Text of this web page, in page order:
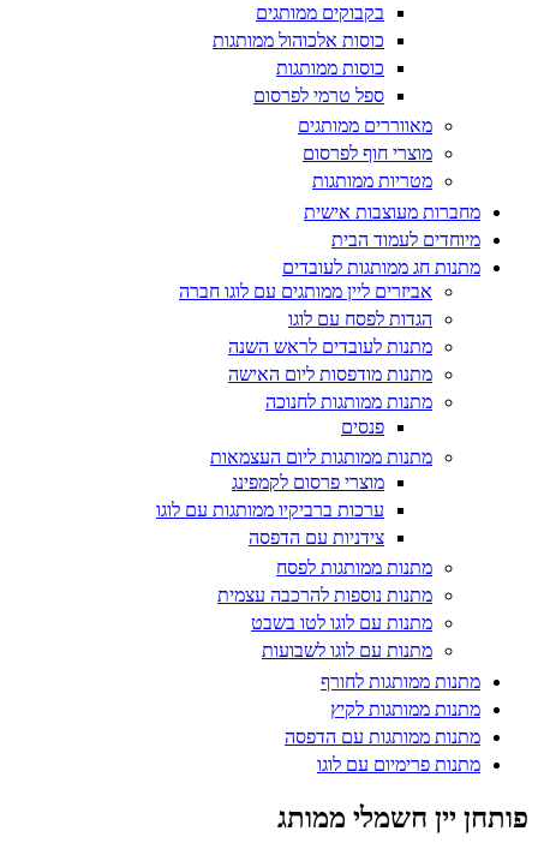
בקבוקים ממותגים
כוסות אלכוהול ממותגות
כוסות ממותגות
ספל טרמי לפרסום
מאווררים ממותגים
מוצרי חוף לפרסום
מטריות ממותגות
מחברות מעוצבות אישית
מיוחדים לעמוד הבית
מתנות חג ממותגות לעובדים
אביזרים ליין ממותגים עם לוגו חברה
הגדות לפסח עם לוגו
מתנות לעובדים לראש השנה
מתנות מודפסות ליום האישה
מתנות ממותגות לחנוכה
פנסים
מתנות ממותגות ליום העצמאות
מוצרי פרסום לקמפינג
ערכות ברביקיו ממותגות עם לוגו
צידניות עם הדפסה
מתנות ממותגות לפסח
מתנות נוספות להרכבה עצמית
מתנות עם לוגו לטו בשבט
מתנות עם לוגו לשבועות
מתנות ממותגות לחורף
מתנות ממותגות לקיץ
מתנות ממותגות עם הדפסה
מתנות פרימיום עם לוגו
פותחן יין חשמלי ממותג